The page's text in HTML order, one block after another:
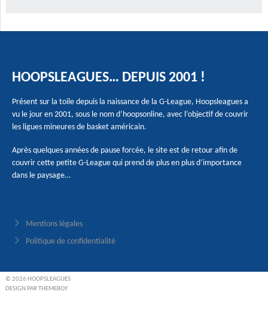
HOOPSLEAGUES… DEPUIS 2001 !
Présent sur la toile depuis la naissance de la G-League, Hoopsleagues a
vu le jour en 2001, sous le nom d’hoopsonline, avec l’objectif de couvrir
les ligues mineures de basket américain.
Après quelques années de pause forcée, le site est de retour afin de
couvrir cette petite G-League qui prend de plus en plus d’importance
dans le paysage…
Mentions légales
Politique de confidentialité
© 2026 HOOPSLEAGUES
DESIGN PAR THEMEBOY